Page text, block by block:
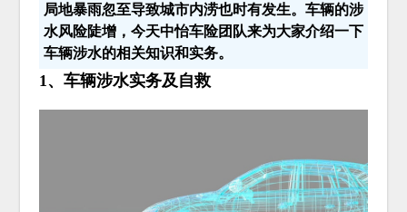
局地暴雨忽至导致城市内涝也时有发生。车辆的涉
水风险陡增，今天中怡车险团队来为大家介绍一下
车辆涉水的相关知识和实务。
1、车辆涉水实务及自救